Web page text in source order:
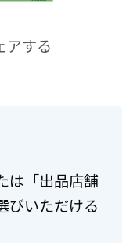
アする
は「出品店舗
びいただける